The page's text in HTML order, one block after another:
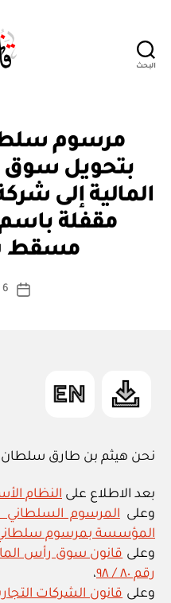
البحث
التصنيفات
س
بتحويل سوق
المالية إلى
مقفلة
مسقط
تاريخ
6 يناير 2021
نحن هيثم بن طارق
بعد الاطلاع على النظام
وعلى
المؤسسة بمرسوم
وعلىقانون سوق رأس
رقم ٨٠ / ٩٨
،
وعلىقانون الشركات